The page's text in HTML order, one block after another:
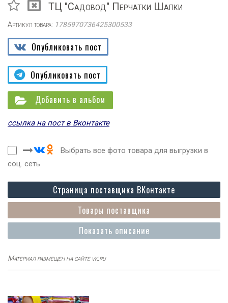
ТЦ "Садовод" Перчатки Шапки
Артикул товара: 1785970736425300533
Опубликовать пост
Опубликовать пост
Добавить в альбом
ссылка на пост в Вконтакте
Выбрать все фото товара для выгрузки в
соц. сеть
Показать описание
Товары поставщика
Страница поставщика ВКонтакте
Материал размещен на сайте vk.ru